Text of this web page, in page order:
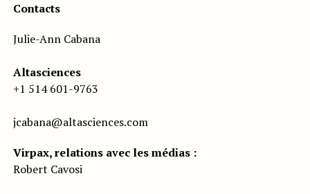
Contacts
Julie-Ann Cabana
Altasciences
+1 514 601-9763
jcabana@altasciences.com
Virpax, relations avec les médias :
Robert Cavosi